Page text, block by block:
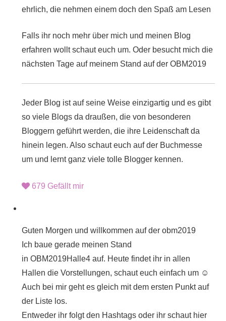
ehrlich, die nehmen einem doch den Spaß am Lesen
Falls ihr noch mehr über mich und meinen Blog
erfahren wollt schaut euch um. Oder besucht mich die
nächsten Tage auf meinem Stand auf der OBM2019
Jeder Blog ist auf seine Weise einzigartig und es gibt
so viele Blogs da draußen, die von besonderen
Bloggern geführt werden, die ihre Leidenschaft da
hinein legen. Also schaut euch auf der Buchmesse
um und lernt ganz viele tolle Blogger kennen.
679 Gefällt mir
Guten Morgen und willkommen auf der obm2019
Ich baue gerade meinen Stand
in OBM2019Halle4auf. Heute findet ihr in allen
Hallen die Vorstellungen, schaut euch einfach um ☺
Auch bei mir geht es gleich mit dem ersten Punkt auf
der Liste los.
Entweder ihr folgt den Hashtags oder ihr schaut hier